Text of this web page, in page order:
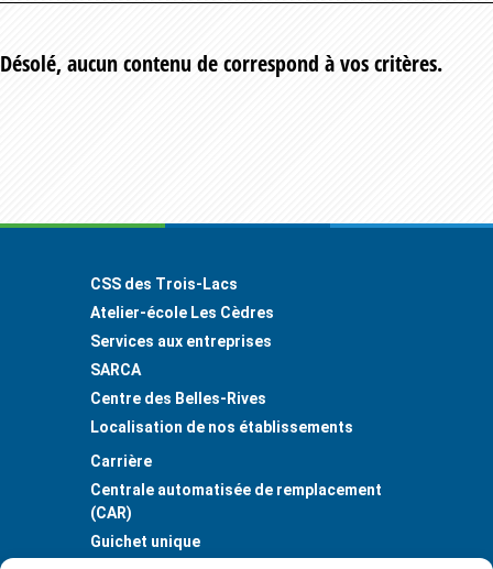
Désolé, aucun contenu de correspond à vos critères.
Footer
CSS des Trois-Lacs
Atelier-école Les Cèdres
Services aux entreprises
SARCA
Centre des Belles-Rives
Localisation de nos établissements
Carrière
Centrale automatisée de remplacement
(CAR)
Guichet unique